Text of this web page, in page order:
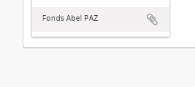
Fonds Abel PAZ